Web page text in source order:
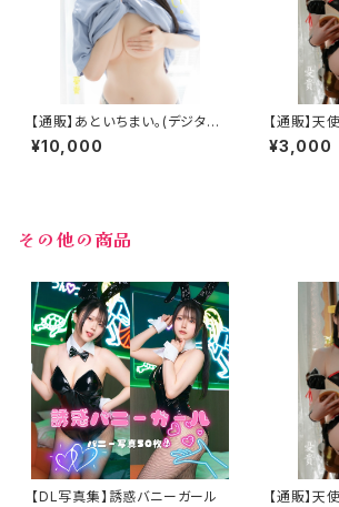
【通販】あといちまい。(デジタル
版付き)
¥10,000
【通販】天
¥3,000
その他の商品
【DL写真集】誘惑バニーガール 【通販】天